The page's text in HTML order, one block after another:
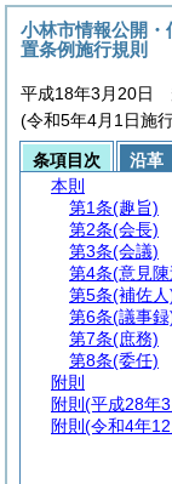
小林市情報公開
置条例施行規則
平成18年3月20日
(令和5年4月1日施
条項目次
沿革
本則
第1条(趣旨)
第2条(会長)
第3条(会議)
第4条(意見
第5条(補佐人
第6条(議事録
第7条(庶務)
第8条(委任)
附則
附則 (平成28年
附則 (令和4年